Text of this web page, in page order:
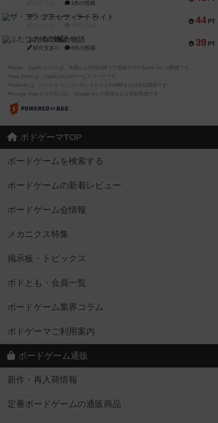
1件の投稿
44 PT
ザ・フラッフィー・ライト
39 PT
ふたつの城の物語
紹介文あり 6件の投稿
※Apple、Apple のロゴ は、米国および他の国々で登録されたApple Inc.の商標です。
※App Store は、Apple Inc.のサービスマークです。
※Android は、グーグル インコーポレイテッドの商標または登録商標です。
※Google Play とそのロゴは、Google Inc.の商標または登録商標です。
ボドゲーマTOP
ボードゲームを検索する
ボードゲームの新着レビュー
ボードゲーム会情報
メカニクス特集
掲示板・トピックス
ボドとも・会員一覧
ボードゲーム業界コラム
ボドゲーマご利用案内
ボードゲーム通販
新作・再入荷情報
定番ボードゲームの通販商品